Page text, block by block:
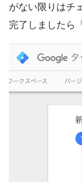
がない限りはチ
完了しましたら